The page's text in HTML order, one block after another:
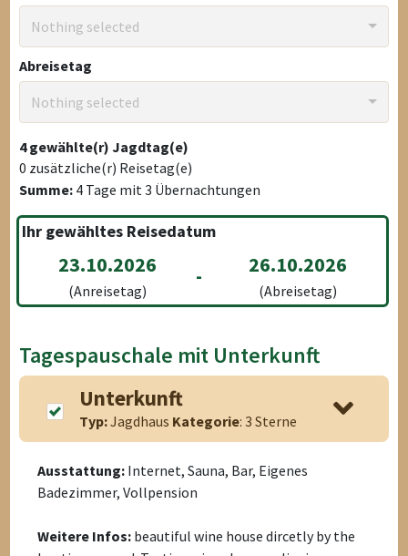
Nothing selected
Abreisetag
Nothing selected
4gewählte(r) Jagdtag(e)
0 zusätzliche(r) Reisetag(e)
Summe: 4 Tage mit3 Übernachtungen
Ihr gewähltes Reisedatum
23.10.2026
(Anreisetag)
- 26.10.2026
(Abreisetag)
Tagespauschale mit Unterkunft
Unterkunft
Typ:Jagdhaus Kategorie: 3 Sterne
Ausstattung: Internet, Sauna, Bar, Eigenes
Badezimmer, Vollpension
Weitere Infos: beautiful wine house dircetly by the